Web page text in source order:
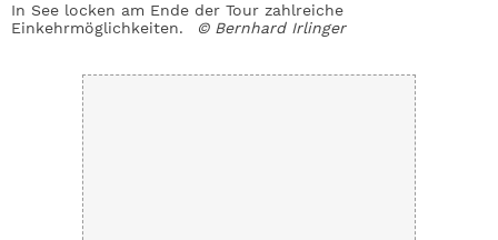
In See locken am Ende der Tour zahlreiche
Einkehrmöglichkeiten.
© Bernhard Irlinger